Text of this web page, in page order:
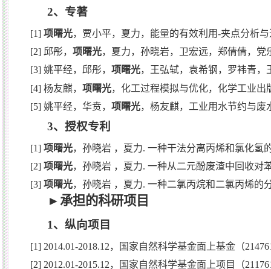
2、专著
[1] 项曙光，贾小平，夏力，能量的有效利用-夹点分析
[2] 邱彤， 项曙光，夏力，孙晓岩，卫宏远，郑倩倩，党
[3] 姚平经，邱彤， 项曙光，王弘轼，袁希钢，罗袆青
[4] 杨友麒， 项曙光，化工过程模拟与优化，化学工业出
[5] 姚平经，华贲， 项曙光，杨友麒， 工业用水节约与废
3、授权专利
[1] 项曙光，孙晓岩 ，夏力. 一种干法分离丙烯和氯化氢
[2] 项曙光，孙晓岩 ，夏力. 一种从二元酚废渣中回收对
[3] 项曙光，孙晓岩 ，夏力. 一种二氯丙烷和二氯丙烯的
►承担的科研项目
1、纵向项目
[1] 2014.01-2018.12，国家自然科学基金面上基金（
[2] 2012.01-2015.12，国家自然科学基金面上项目（